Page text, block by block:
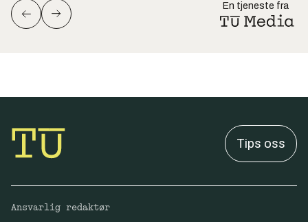
En tjeneste fra
Tips oss
Ansvarlig redaktør